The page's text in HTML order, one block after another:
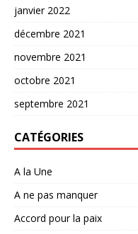
janvier 2022
décembre 2021
novembre 2021
octobre 2021
septembre 2021
CATÉGORIES
A la Une
A ne pas manquer
Accord pour la paix